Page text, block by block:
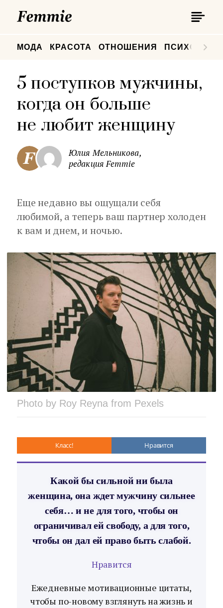
МОДА КРАСОТА ОТНОШЕНИЯ
5 поступков мужчины,
когда он больше
не любит женщину
Юлия Мельникова,
редакция Femmie
Еще недавно вы ощущали себя
любимой, а теперь ваш партнер холоден
к вам и днем, и ночью.
Photo by Roy Reyna from Pexels
Класс! Нравится
Какой бы сильной ни была
женщина, она ждет мужчину сильнее
себя… и не для того, чтобы он
ограничивал ей свободу, а для того,
чтобы он дал ей право быть слабой.
Нравится
Ежедневные мотивационные цитаты,
чтобы по-новому взглянуть на жизнь и